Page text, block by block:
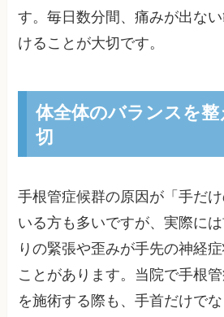
す。毎日数分間、痛みが出な
けることが大切です。
体全体のバランスを
切
手根管症候群の原因が「手だ
いる方も多いですが、実際に
りの緊張や歪みが手先の神経
ことがあります。当院で手根
を施術する際も、手首だけで